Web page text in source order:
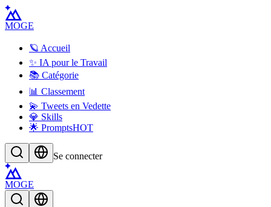
MOGE
🪐 Accueil
✨ IA pour le Travail
📚 Catégorie
📊 Classement
💫 Tweets en Vedette
💎 Skills
🌟 PromptsHOT
Se connecter
MOGE